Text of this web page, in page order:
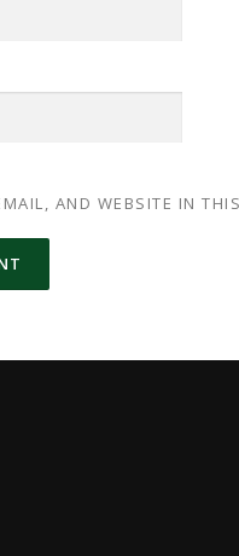
AND WEBSITE IN